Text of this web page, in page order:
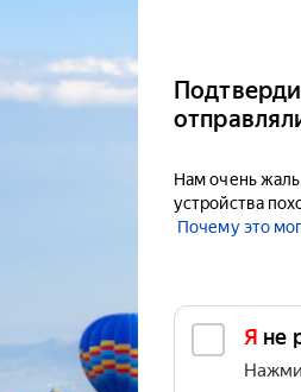
Нам очень
устройства
Почему это
Я